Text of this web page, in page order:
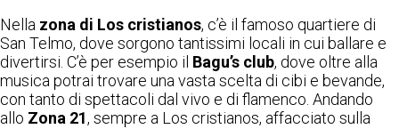
Nella zona di Los cristianos, c’è il famoso quartiere di
San Telmo, dove sorgono tantissimi locali in cui ballare e
divertirsi. C’è per esempio il Bagu’s club, dove oltre alla
musica potrai trovare una vasta scelta di cibi e bevande,
con tanto di spettacoli dal vivo e di flamenco. Andando
allo Zona 21, sempre a Los cristianos, affacciato sulla